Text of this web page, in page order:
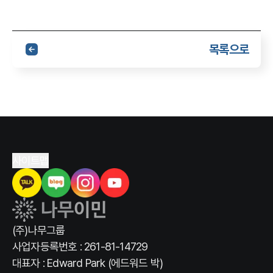
목록으로
(주)나무그룹
사업자등록번호 : 261-81-14729
대표자 : Edward Park (에드워드 박)